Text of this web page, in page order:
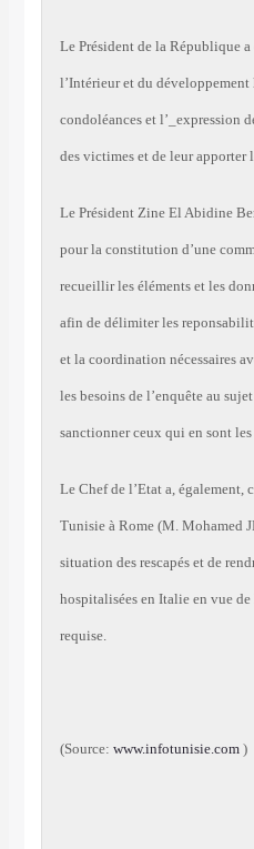
Le Président de la République
l’Intérieur et du développement
condoléances et l’_expression
des victimes et de leur apporter
Le Président Zine El Abidine
pour la constitution d’une
recueillir les éléments et les
afin de délimiter les
et la coordination nécessaires
les besoins de l’enquête au
sanctionner ceux qui en sont
Le Chef de l’Etat a, également,
Tunisie à Rome (M. Mohamed
situation des rescapés et de
hospitalisées en Italie en vue de
requise.
(Source: www.infotunisie.com)